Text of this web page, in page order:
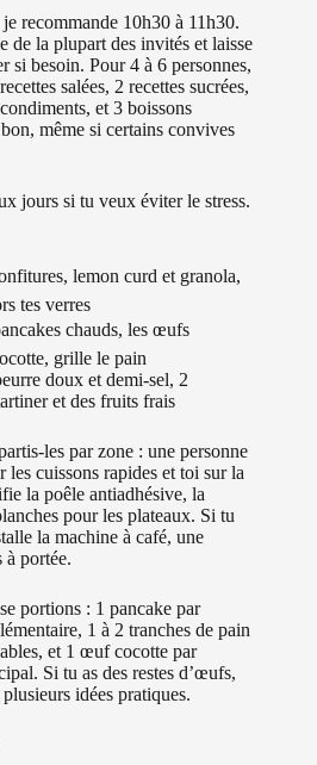
recommande 10h30 à 11h30.
de la plupart des invités et laisse
si besoin. Pour 4 à 6 personnes,
salées, 2 recettes sucrées,
et 3 boissons
même si certains convives
jours si tu veux éviter le stress.
lemon curd et granola,
tes verres
chauds, les œufs
grille le pain
doux et demi-sel, 2
et des fruits frais
les par zone : une personne
les cuissons rapides et toi sur la
la poêle antiadhésive, la
pour les plateaux. Si tu
la machine à café, une
à portée.
portions : 1 pancake par
1 à 2 tranches de pain
et 1 œuf cocotte par
Si tu as des restes d’œufs,
idées pratiques.